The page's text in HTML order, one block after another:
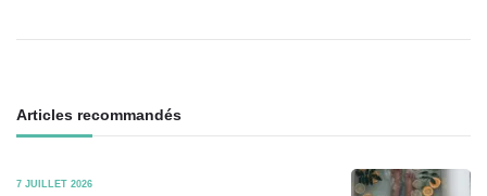
Articles recommandés
7 JUILLET 2026